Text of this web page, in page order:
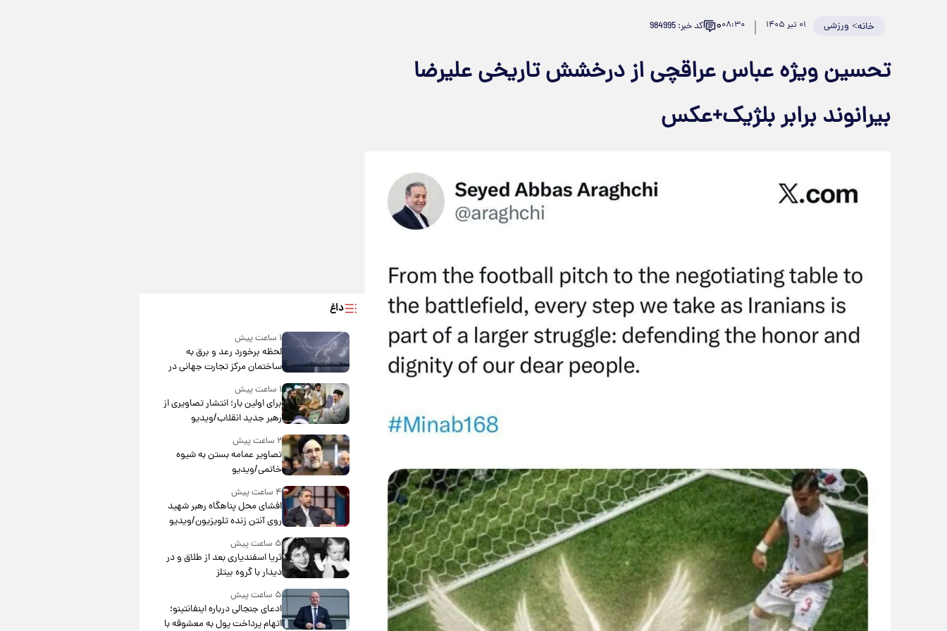
خانه> ورزشی ۰۱ تیر ۱۴۰۵ ۰۸:۳۰۰ کد خبر: 984995
تحسین ویژه عباس عراقچی از درخشش تاریخی علیرضا
بیرانوند برابر بلژیک+عکس
داغ
۱ ساعت پیش
لحظه برخورد رعد و برق به
ساختمان مرکز تجارت جهانی در
آمریکا + فیلم
۱ ساعت پیش
برای اولین بار؛ انتشار تصاویری از
رهبر جدید انقلاب/ویدیو
۲ ساعت پیش
تصاویر عمامه بستن به شیوه
خاتمی/ویدیو
۴ ساعت پیش
افشای محل پناهگاه‌ رهبر شهید
روی آنتن زنده تلویزیون/ویدیو
۵ ساعت پیش
ثریا اسفندیاری بعد از طلاق و در
دیدار با گروه بیتلز
۵ ساعت پیش
ادعای جنجالی درباره اینفانتینو؛
اتهام پرداخت پول به معشوقه با